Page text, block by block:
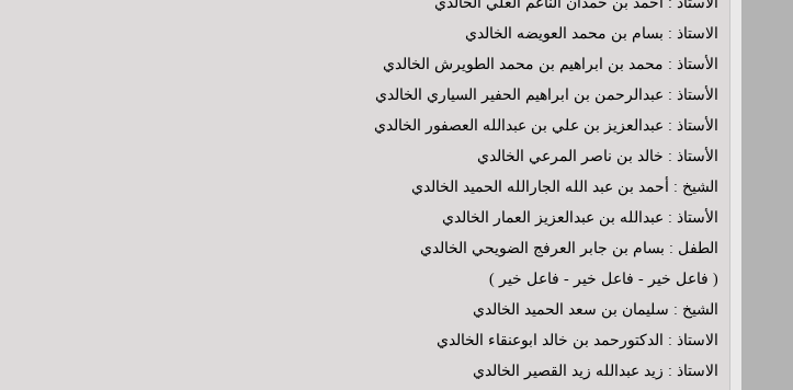
الاستاذ : بسام بن محمد العويضه الخالدي
الأستاذ : محمد بن ابراهيم بن محمد الطويرش الخالدي
الأستاذ : عبدالرحمن بن ابراهيم الحفير السياري الخالدي
الأستاذ : عبدالعزيز بن علي بن عبدالله العصفور الخالدي
الأستاذ : خالد بن ناصر المرعي الخالدي
الشيخ : أحمد بن عبد الله الجارالله الحميد الخالدي
الأستاذ : عبدالله بن عبدالعزيز العمار الخالدي
الطفل : بسام بن جابر العرفج الضويحي الخالدي
( فاعل خير - فاعل خير - فاعل خير )
الشيخ : سليمان بن سعد الحميد الخالدي
الاستاذ : الدكتورحمد بن خالد ابوعنقاء الخالدي
الاستاذ : زيد عبدالله زيد القصير الخالدي